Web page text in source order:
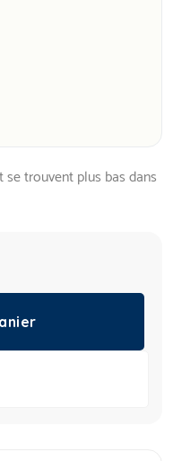
trouvent plus bas dans